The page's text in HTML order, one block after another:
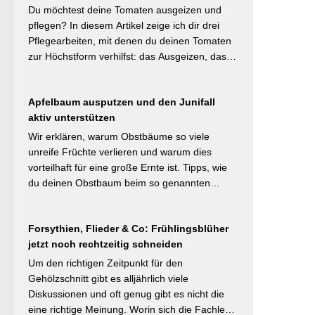
schützt sie vor Austrocknung. Die ideale
Schichtdicke liegt bei 5–10 cm, immer mit
Abstand zum Pflanzenstamm, um Fäulnis zu
vermeiden. Besonders wertvoll: Häufige Fehler
Material werden klar benannt. [Thema-Tag:
#Bodenpflege #Mulchen
#BiologischerGartenbau]
Du möchtest deine Tomaten ausgeizen und
pflegen? In diesem Artikel zeige ich dir drei
Pflegearbeiten, mit denen du deinen Tomaten
zur Höchstform verhilfst: das Ausgeizen, das
pro Woche und Tomatenpflanze, sorgen aber
dafür, dass du mehr und größere Früchte
erntest und der gefürchteten Tomatenkrankheit
Braunfäule vorbeugst. Weiterlesen bei
Wurzelwerk – Gartenwissen von Profis
Kurzfassung: Ein bildreich illustrierter Praxis-
wiederholt werden. Geiztriebe morgens
entfernen, damit Wunden rasch abtrocknen.
Das Anbinden des Haupttriebs an Stäbe oder
Schnüren verhindert Windschäden. Für
erfahrene Gärtner besonders interessant: Der
Artikel diskutiert, wann bei Freilandtomaten das
Apfelbaum ausputzen und den Junifall
aktiv unterstützen
Wir erklären, warum Obstbäume so viele
unreife Früchte verlieren und warum dies
vorteilhaft für eine große Ernte ist. Tipps, wie
du deinen Obstbaum beim so genannten
jetzt – vor dem natürlichen Junifall in 3–4
Wochen – sollten überzählige Früchte manuell
ausgedünnt werden. Der Artikel erklärt: Nur 4–
5 % der Blüten werden zu Früchten, ein
rechtzeitiges Eingreifen vor dem Junifall beugt
der Alternanz (Abwechslung von Ertragsjahren)
Forsythien, Flieder & Co: Frühlingsblüher
jetzt noch rechtzeitig schneiden
Um den richtigen Zeitpunkt für den
Gehölzschnitt gibt es alljährlich viele
Diskussionen und oft genug gibt es nicht die
eine richtige Meinung. Worin sich die Fachleute